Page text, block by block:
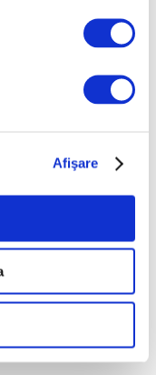
Afişare
în
Ujică
la